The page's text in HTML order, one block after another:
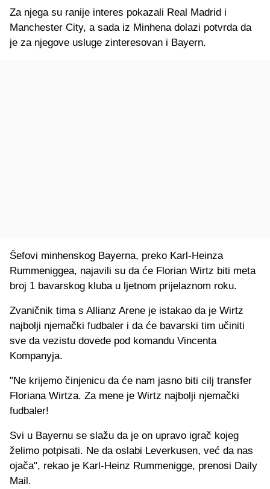
Za njega su ranije interes pokazali Real Madrid i
Manchester City, a sada iz Minhena dolazi potvrda da
je za njegove usluge zinteresovan i Bayern.
Šefovi minhenskog Bayerna, preko Karl-Heinza
Rummeniggea, najavili su da će Florian Wirtz biti meta
broj 1 bavarskog kluba u ljetnom prijelaznom roku.
Zvaničnik tima s Allianz Arene je istakao da je Wirtz
najbolji njemački fudbaler i da će bavarski tim učiniti
sve da vezistu dovede pod komandu Vincenta
Kompanyja.
"Ne krijemo činjenicu da će nam jasno biti cilj transfer
Floriana Wirtza. Za mene je Wirtz najbolji njemački
fudbaler!
Svi u Bayernu se slažu da je on upravo igrač kojeg
želimo potpisati. Ne da oslabi Leverkusen, već da nas
ojača", rekao je Karl-Heinz Rummenigge, prenosi Daily
Mail.